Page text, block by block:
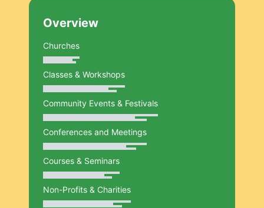
Overview
Churches
Classes & Workshops
Community Events & Festivals
Conferences and Meetings
Courses & Seminars
Non-Profits & Charities